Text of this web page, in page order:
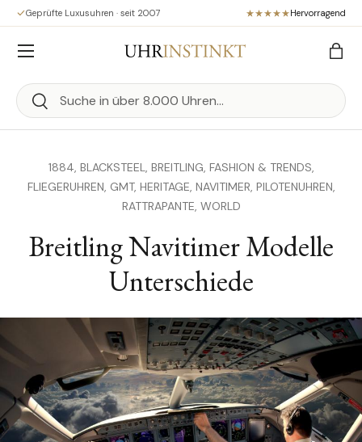
Direkt zum Inhalt
Geprüfte Luxusuhren · seit 2007 Hervorragend
Suchen
Suchen
Menü
1884, BLACKSTEEL, BREITLING, FASHION & TRENDS,
FLIEGERUHREN, GMT, HERITAGE, NAVITIMER, PILOTENUHREN,
RATTRAPANTE, WORLD
Breitling Navitimer Modelle
Unterschiede